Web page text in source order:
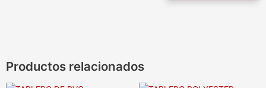
Productos relacionados